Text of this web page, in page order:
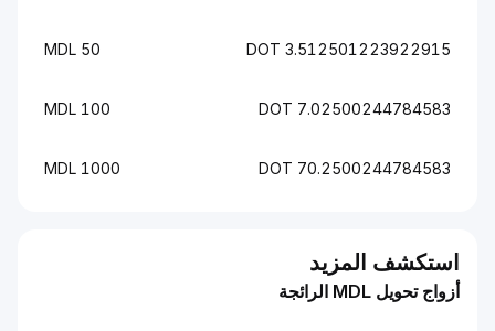
3.512501223922915 DOT
50 MDL
7.02500244784583 DOT
100 MDL
70.2500244784583 DOT
1000 MDL
استكشف المزيد
أزواج تحويل MDL الرائجة